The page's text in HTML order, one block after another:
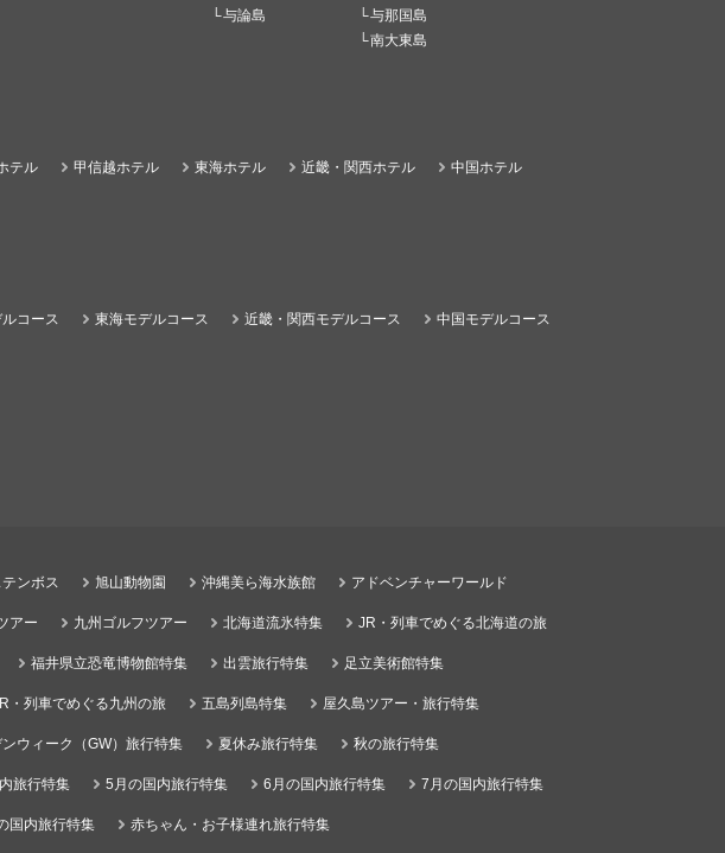
与論島
与那国島
南大東島
テル 甲信越ホテル 東海ホテル 近畿・関西ホテル 中国ホテル
コース 東海モデルコース 近畿・関西モデルコース 中国モデルコース
ンボス 旭山動物園 沖縄美ら海水族館 アドベンチャーワールド
アー 九州ゴルフツアー 北海道流氷特集 JR・列車でめぐる北海道の旅
福井県立恐竜博物館特集 出雲旅行特集 足立美術館特集
・列車でめぐる九州の旅 五島列島特集 屋久島ツアー・旅行特集
ウィーク（GW）旅行特集 夏休み旅行特集 秋の旅行特集
旅行特集 5月の国内旅行特集 6月の国内旅行特集 7月の国内旅行特集
国内旅行特集 赤ちゃん・お子様連れ旅行特集